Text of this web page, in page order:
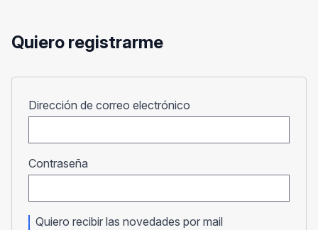
Quiero registrarme
Dirección de correo electrónico
Contraseña
Quiero recibir las novedades por mail